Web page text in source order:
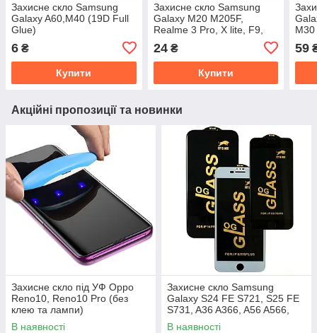
Захисне скло Samsung
Galaxy A60,M40 (19D Full
Glue)
6 ₴
Купити
Захисне скло Samsung
Galaxy M20 M205F,
Realme 3 Pro, X lite, F9,
Full Glue)
24₴
Купити
59
Акційні пропозиції та новинки
Захисне скло під УФ Oppo
Reno10, Reno10 Pro (без
клею та лампи)
В наявності
Захисне скло Samsung
Galaxy S24 FE S721, S25 FE
S731, A36 A366, A56 A566,
M56 M566 (Full Glue)
В наявності